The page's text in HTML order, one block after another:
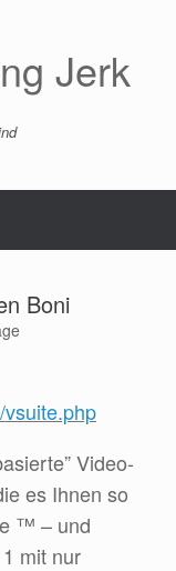
Jerk
Boni
Video-
es Ihnen so
™ – und
mit nur